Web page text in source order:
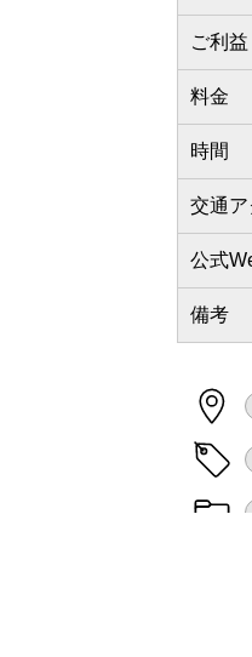
ご利益
料金
時間
交通ア
公式
備考